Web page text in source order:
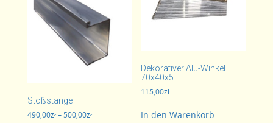
der
Produktseite
gewählt
werden
Stoßstange
490,00zł–500,00złPreisspanne:
Dekorativer Alu-Winkel
70x40x5
115,00zł
In den Warenkorb